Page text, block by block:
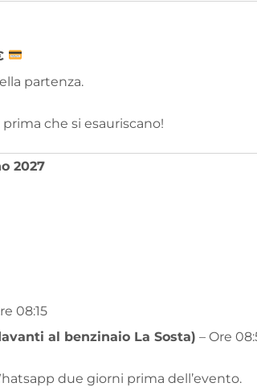
partenza.
che si esauriscano!
2027
08:15
al benzinaio La Sosta) – Ore
due giorni prima dell’evento.